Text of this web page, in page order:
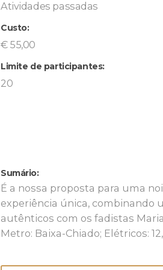
Atividades passadas
Custo:
€ 55,00
Limite de participantes:
20
Sumário:
É a nossa proposta para uma
experiência única, combinando
autênticos com os fadistas
Metro: Baixa-Chiado; Elétricos: